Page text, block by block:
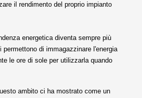
il rendimento del proprio impianto
energetica diventa sempre più
di immagazzinare l'energia
le ore di sole per utilizzarla quando
ambito ci ha mostrato come un